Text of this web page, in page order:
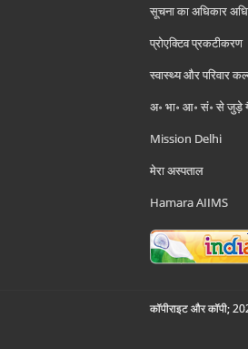
सूचना का अधिकार
प्रोएक्टिव प्रकटीकरण
स्वास्थ्य और परिवार
अ॰ भा॰ आ॰ सं॰ से जुड़े
Mission Delhi
मेरा अस्पताल
Hamara AIIMS
कॉपीराइट और कॉपी;